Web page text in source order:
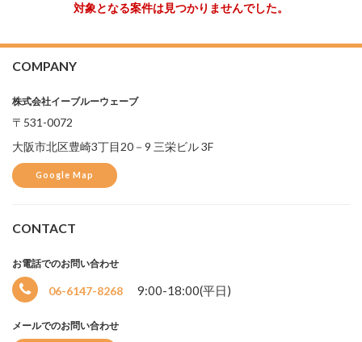
対象となる案件は見つかりませんでした。
COMPANY
株式会社イーブルーウェーブ
〒531-0072
大阪市北区豊崎3丁目20－9 三栄ビル 3F
Google Map
CONTACT
お電話でのお問い合わせ
06-6147-8268 9:00-18:00(平日)
メールでのお問い合わせ